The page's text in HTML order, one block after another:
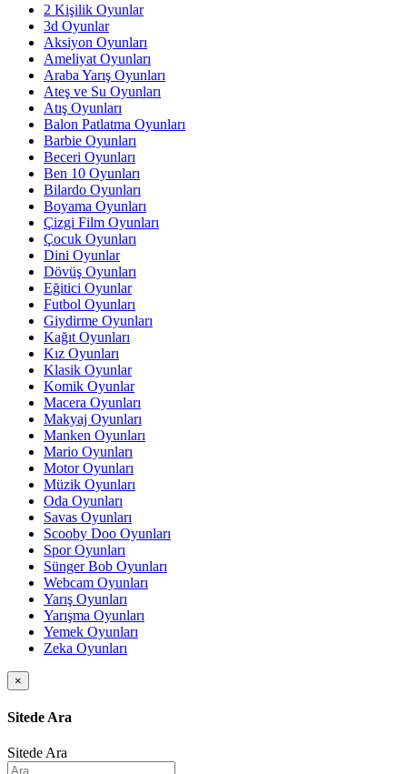
2 Kişilik Oyunlar
3d Oyunlar
Aksiyon Oyunları
Ameliyat Oyunları
Araba Yarış Oyunları
Ateş ve Su Oyunları
Atış Oyunları
Balon Patlatma Oyunları
Barbie Oyunları
Beceri Oyunları
Ben 10 Oyunları
Bilardo Oyunları
Boyama Oyunları
Çizgi Film Oyunları
Çocuk Oyunları
Dini Oyunlar
Dövüş Oyunları
Eğitici Oyunlar
Futbol Oyunları
Giydirme Oyunları
Kağıt Oyunları
Kız Oyunları
Klasik Oyunlar
Komik Oyunlar
Macera Oyunları
Makyaj Oyunları
Manken Oyunları
Mario Oyunları
Motor Oyunları
Müzik Oyunları
Oda Oyunları
Savas Oyunları
Scooby Doo Oyunları
Spor Oyunları
Sünger Bob Oyunları
Webcam Oyunları
Yarış Oyunları
Yarışma Oyunları
Yemek Oyunları
Zeka Oyunları
×
Sitede Ara
Sitede Ara